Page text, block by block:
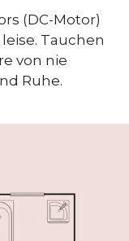
(DC-Motor)
Tauchen
von nie
Ruhe.